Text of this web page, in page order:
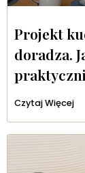
Projekt
doradza.
Czytaj Więcej